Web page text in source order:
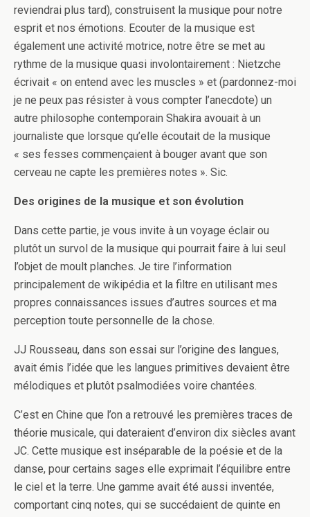
reviendrai plus tard), construisent la musique pour notre
esprit et nos émotions. Ecouter de la musique est
également une activité motrice, notre être se met au
rythme de la musique quasi involontairement : Nietzche
écrivait « on entend avec les muscles » et (pardonnez-moi
je ne peux pas résister à vous compter l’anecdote) un
autre philosophe contemporain Shakira avouait à un
journaliste que lorsque qu’elle écoutait de la musique
« ses fesses commençaient à bouger avant que son
cerveau ne capte les premières notes ». Sic.
Des origines de la musique et son évolution
Dans cette partie, je vous invite à un voyage éclair ou
plutôt un survol de la musique qui pourrait faire à lui seul
l’objet de moult planches. Je tire l’information
principalement de wikipédia et la filtre en utilisant mes
propres connaissances issues d’autres sources et ma
perception toute personnelle de la chose.
JJ Rousseau, dans son essai sur l’origine des langues,
avait émis l’idée que les langues primitives devaient être
mélodiques et plutôt psalmodiées voire chantées.
C’est en Chine que l’on a retrouvé les premières traces de
théorie musicale, qui dateraient d’environ dix siècles avant
JC. Cette musique est inséparable de la poésie et de la
danse, pour certains sages elle exprimait l’équilibre entre
le ciel et la terre. Une gamme avait été aussi inventée,
comportant cinq notes, qui se succédaient de quinte en